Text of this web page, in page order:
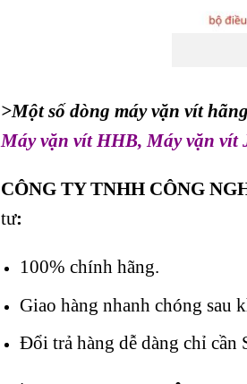
>Một số dòng máy vặn vít
Máy vặn vít HHB, Máy vặn vít
CÔNG TY TNHH CÔNG
tư:
100% chính hãng.
Giao hàng nhanh chóng sau
Đổi trả hàng dễ dàng chỉ